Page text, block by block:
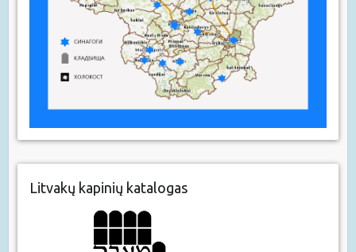
Litvakų kapinių katalogas